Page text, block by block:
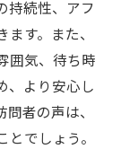
持続性、アフ
す。また、
囲気、待ち時
、より安心し
者の声は、
でしょう。